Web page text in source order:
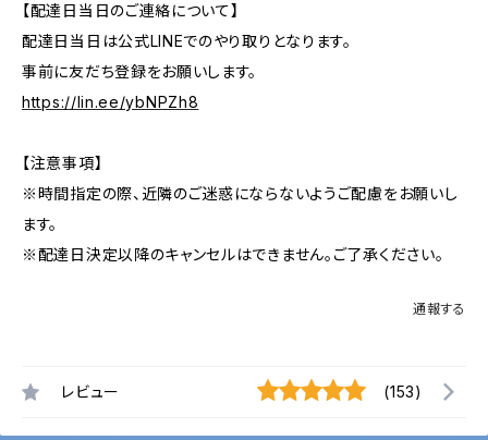
【配達日当日のご連絡について】
配達日当日は公式LINEでのやり取りとなります。
事前に友だち登録をお願いします。
https://lin.ee/ybNPZh8
【注意事項】
※時間指定の際、近隣のご迷惑にならないようご配慮をお願いし
ます。
※配達日決定以降のキャンセルはできません。ご了承ください。
通報する
レビュー (153)